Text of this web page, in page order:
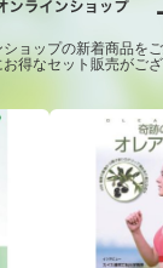
ョップの新着商品をご
得なセット販売がござ